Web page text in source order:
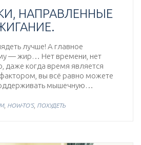
НАПРАВЛЕННЫЕ
лучше! А главное
— жир… Нет времени, нет
когда время является
вы всё равно можете
мышечную…
, HOW-TO'S, ПОХУДЕТЬ